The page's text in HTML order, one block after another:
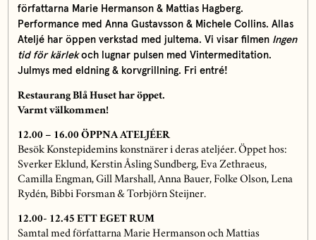
författarna Marie Hermanson & Mattias Hagberg.
Performance med Anna Gustavsson & Michele Collins. Allas
Ateljé har öppen verkstad med jultema. Vi visar filmen Ingen
tid för kärlekoch lugnar pulsen med Vintermeditation.
Julmys med eldning & korvgrillning. Fri entré!
Restaurang Blå Huset har öppet.
Varmt välkommen!
12.00 – 16.00 ÖPPNA ATELJÉER
Besök Konstepidemins konstnärer i deras ateljéer. Öppet hos:
Sverker Eklund, Kerstin Åsling Sundberg, Eva Zethraeus,
Camilla Engman, Gill Marshall, Anna Bauer, Folke Olson, Lena
Rydén, Bibbi Forsman & Torbjörn Steijner.
12.00- 12.45 ETT EGET RUM
Samtal med författarna Marie Hermanson och Mattias